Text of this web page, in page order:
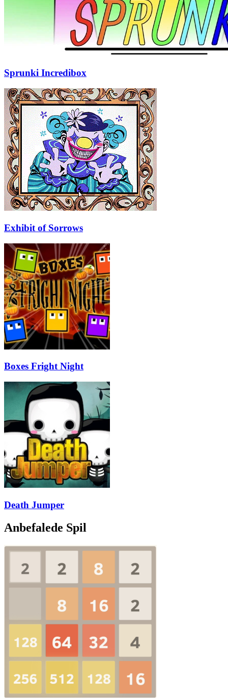
Sprunki Incredibox
Exhibit of Sorrows
Boxes Fright Night
Death Jumper
Anbefalede Spil